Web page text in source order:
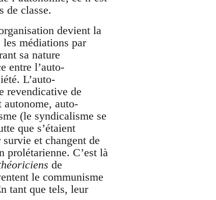
de classe.
devient la
les médiations par
sa nature
entre l’auto-
L’auto-
revendicative de
autonome, auto-
(le syndicalisme se
que s’étaient
survie et changent de
prolétarienne. C’est là
de
le communisme
tant que tels, leur